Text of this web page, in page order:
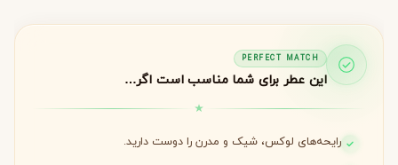
PERFECT MATCH
این عطر برای شما مناسب است اگر…
رایحه‌های لوکس، شیک و مدرن را دوست دارید.